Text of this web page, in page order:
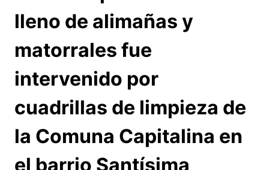
lleno de alimañas y
matorrales fue
intervenido por
cuadrillas de limpieza de
la Comuna Capitalina en
el barrio Santísima